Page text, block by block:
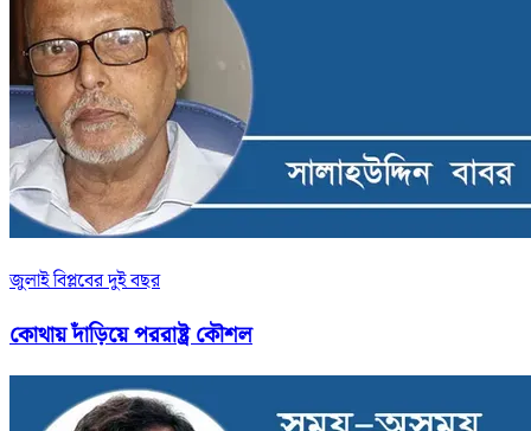
জুলাই বিপ্লবের দুই বছর
কোথায় দাঁড়িয়ে পররাষ্ট্র কৌশল